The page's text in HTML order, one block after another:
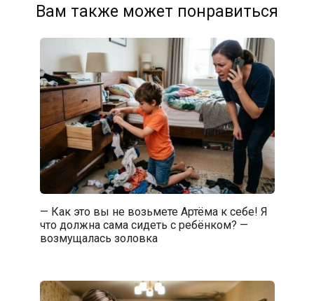
Вам также может понравиться
— Как это вы не возьмете Артёма к себе! Я
что должна сама сидеть с ребёнком? —
возмущалась золовка